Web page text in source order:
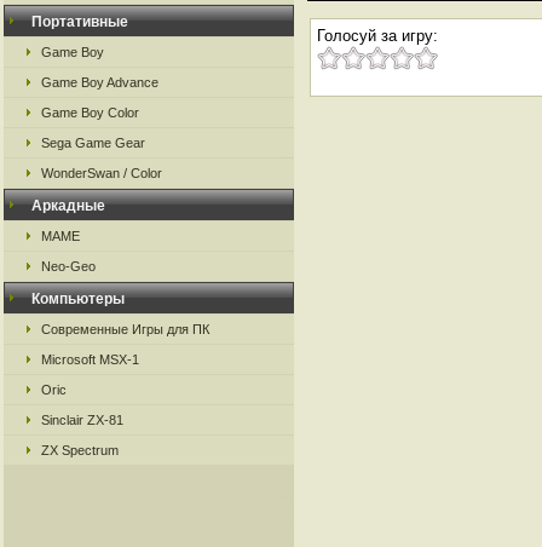
Портативные
Game Boy
Game Boy Advance
Game Boy Color
Sega Game Gear
WonderSwan / Color
Аркадные
MAME
Neo-Geo
Компьютеры
Современные Игры для ПК
Microsoft MSX-1
Oric
Sinclair ZX-81
ZX Spectrum
Голосуй за игру: